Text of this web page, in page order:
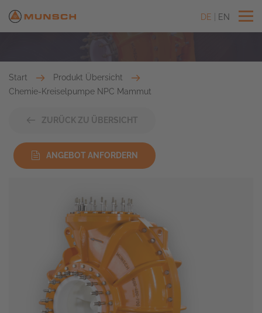
DE EN
Start
Produkt Übersicht
Chemie-Kreiselpumpe NPC Mammut
ZURÜCK ZU ÜBERSICHT
ANGEBOT ANFORDERN